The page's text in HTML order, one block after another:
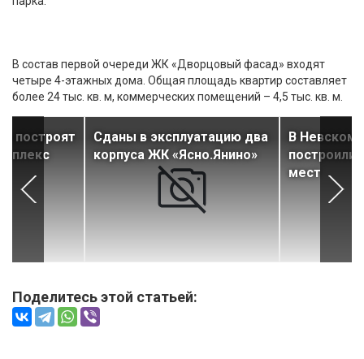
В состав первой очереди ЖК «Дворцовый фасад» входят
четыре 4-этажных дома. Общая площадь квартир составляет
более 24 тыс. кв. м, коммерческих помещений – 4,5 тыс. кв. м.
построят
Сданы в эксплуатацию два
корпуса ЖК «Ясно.Янино»
В Невском
построили
мест
Поделитесь этой статьей: